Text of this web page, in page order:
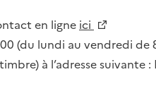
en ligne ici Nouvelle
(du lundi au vendredi de
à l’adresse suivante